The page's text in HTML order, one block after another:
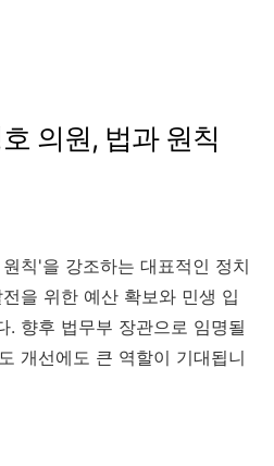
의원, 법과 원칙
칙'을 강조하는 대표적인 정치
을 위한 예산 확보와 민생 입
. 향후 법무부 장관으로 임명될
개선에도 큰 역할이 기대됩니